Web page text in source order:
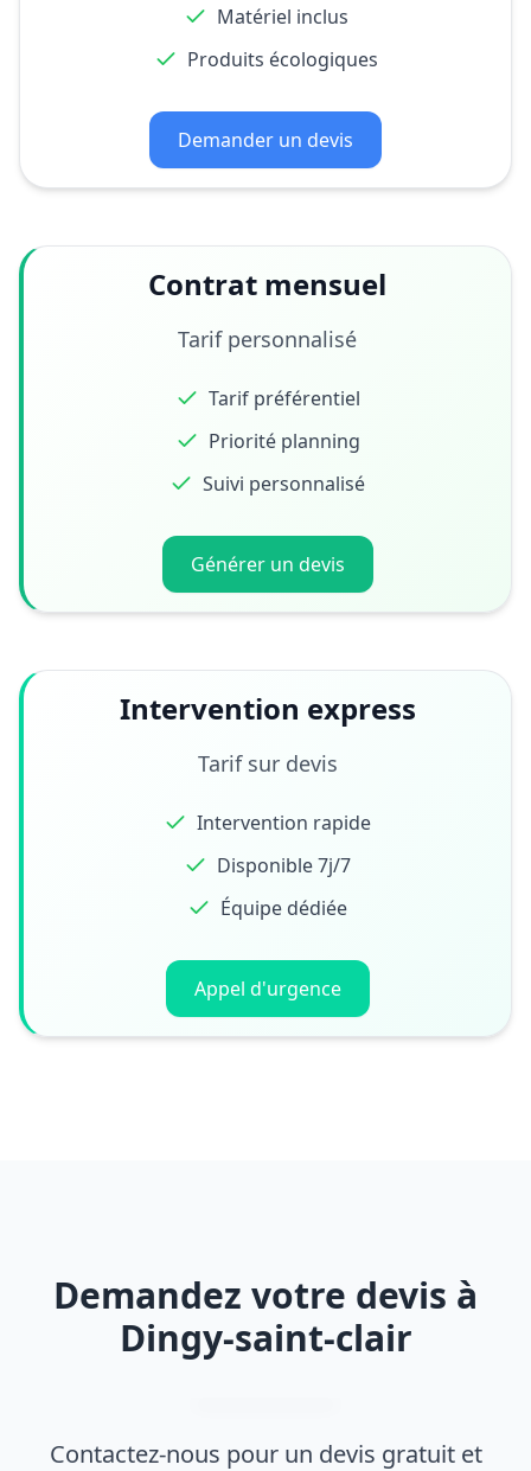
Matériel inclus
Produits écologiques
Demander un devis
Contrat mensuel
Tarif personnalisé
Tarif préférentiel
Priorité planning
Suivi personnalisé
Générer un devis
Intervention express
Tarif sur devis
Intervention rapide
Disponible 7j/7
Équipe dédiée
Appel d'urgence
Demandez votre devis à
Dingy-saint-clair
Contactez-nous pour un devis gratuit et